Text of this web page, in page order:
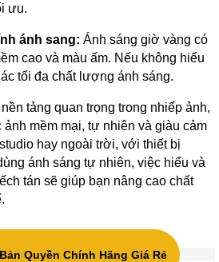
ưu.
ánh sang: Ánh sáng giờ vàng có
cao và màu ấm. Nếu không hiểu
tối đa chất lượng ánh sáng.
tảng quan trọng trong nhiếp ảnh,
mềm mại, tự nhiên và giàu cảm
hay ngoài trời, với thiết bị
ánh sáng tự nhiên, việc hiểu và
tán sẽ giúp bạn nâng cao chất
Quyền Chính Hãng Giá Rẻ